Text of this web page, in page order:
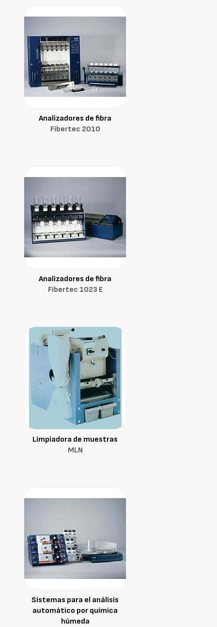
Analizadores de fibra
Fibertec 2010
Analizadores de fibra
Fibertec 1023 E
Limpiadora de muestras
MLN
Sistemas para el análisis
automático por química
húmeda